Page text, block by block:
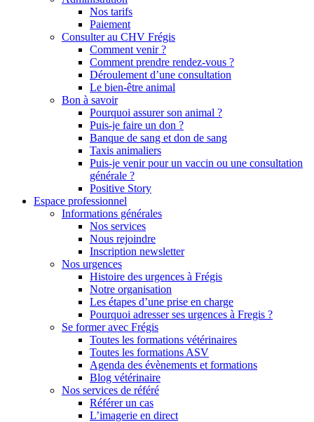
Nos tarifs
Paiement
Consulter au CHV Frégis
Comment venir ?
Comment prendre rendez-vous ?
Déroulement d’une consultation
Le bien-être animal
Bon à savoir
Pourquoi assurer son animal ?
Puis-je faire un don ?
Banque de sang et don de sang
Taxis animaliers
Puis-je venir pour un vaccin ou une consultation
générale ?
Positive Story
Espace professionnel
Informations générales
Nos services
Nous rejoindre
Inscription newsletter
Nos urgences
Histoire des urgences à Frégis
Notre organisation
Les étapes d’une prise en charge
Pourquoi adresser ses urgences à Fregis ?
Se former avec Frégis
Toutes les formations vétérinaires
Toutes les formations ASV
Agenda des évènements et formations
Blog vétérinaire
Nos services de référé
Référer un cas
L’imagerie en direct